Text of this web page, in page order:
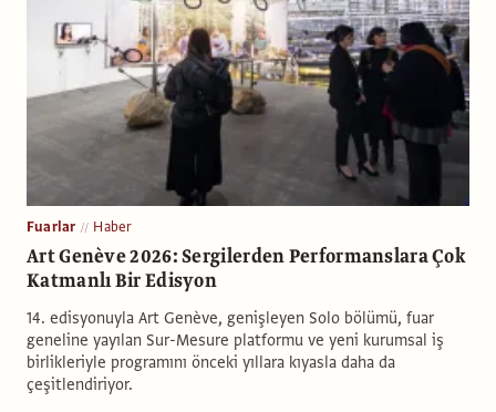
Fuarlar Haber
Art Genève 2026: Sergilerden Performanslara Çok
Katmanlı Bir Edisyon
14. edisyonuyla Art Genève, genişleyen Solo bölümü, fuar
geneline yayılan Sur-Mesure platformu ve yeni kurumsal iş
birlikleriyle programını önceki yıllara kıyasla daha da
çeşitlendiriyor.